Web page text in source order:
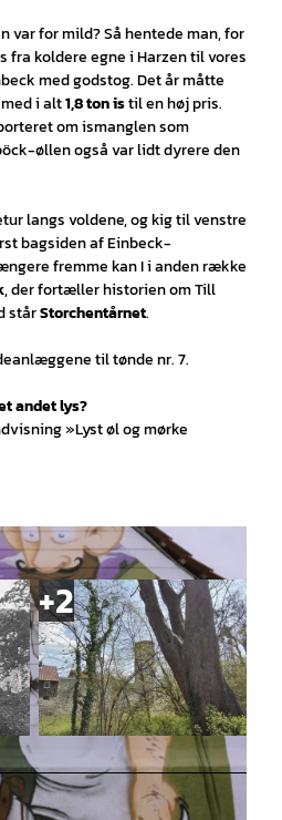
var for mild? Så hentede man, for
fra koldere egne i Harzen til vores
med godstog. Det år måtte
i alt1,8 ton istil en høj pris.
om ismanglen som
øllen også var lidt dyrere den
langs voldene, og kig til venstre
bagsiden af Einbeck-
fremme kan I i anden række
, der fortæller historien om Till
stårStorchentårnet.
til tønde nr. 7.
andet lys?
»Lyst øl og mørke